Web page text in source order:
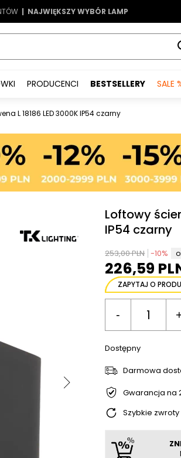
LATO7| NAJWIĘKSZY WYBÓR LAMP
|
PRODUCENCI BESTSELLERY SALE
L 18186 LED 3000K IP54 czarny
Loftowy
IP54 czarny
253,00 PLN -10%
226,59
ZAPYTAJ O
-
Dostępny
Darmowa
Gwarancja na
Szybkie